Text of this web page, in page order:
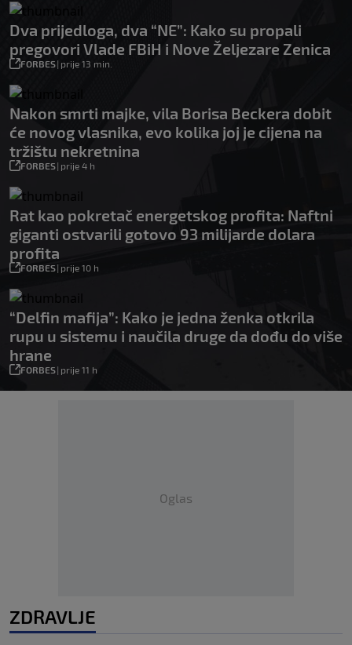
Dva prijedloga, dva “NE”: Kako su propali
pregovori Vlade FBiH i Nove Željezare Zenica
FORBES| prije 13 min.
Nakon smrti majke, vila Borisa Beckera dobit
će novog vlasnika, evo kolika joj je cijena na
tržištu nekretnina
FORBES| prije 4 h
Rat kao pokretač energetskog profita: Naftni
giganti ostvarili gotovo 93 milijarde dolara
profita
FORBES| prije 10 h
“Delfin mafija”: Kako je jedna ženka otkrila
rupu u sistemu i naučila druge da dođu do više
hrane
FORBES| prije 11 h
Oglas
ZDRAVLJE